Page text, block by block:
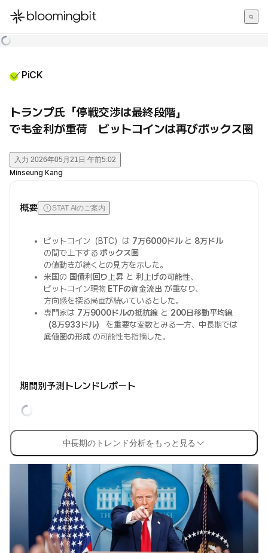
한국어
PiCK
トランプ氏「停戦交渉は最終段階」
でも金利が重荷 ビットコインは再びボックス圏
入力 2026年05月21日 午前5:02
Minseung Kang
概要 STAT AIのご案内
ビットコイン（BTC）は 7万6000ドルと 8万ドル
の間で上下するボックス圏
の値動きが続くとの見方を示した。
米国の 国債利回り上昇 と利上げの可能性、
ビットコイン現物 ETFの資金流出 が重なり、
方向感を探る局面が続いているとした。
専門家は 7万9000ドルの抵抗線と 200日移動平均線
（8万933ドル）
を重要な変数とみる一方、中長期では
底値圏の形成の可能性も指摘した。
期間別予測トレンドレポート
中長期のトレンド分析をもっと見る